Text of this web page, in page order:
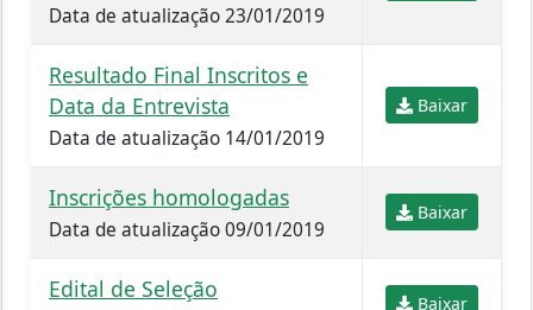
Data de atualização 23/01/2019
Resultado Final Inscritos e
Data da Entrevista
Data de atualização 14/01/2019
Baixar
Inscrições homologadas
Data de atualização 09/01/2019
Baixar
Edital de Seleção
Baixar